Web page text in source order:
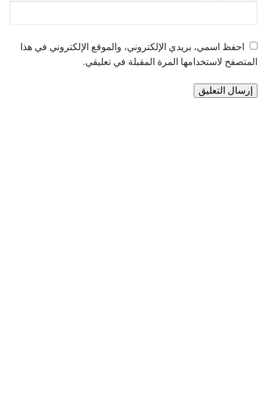
احفظ اسمي، بريدي الإلكتروني، والموقع الإلكتروني في هذا
المتصفح لاستخدامها المرة المقبلة في تعليقي.